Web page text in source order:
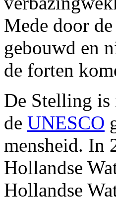
Mede door
gebouwd en
de forten
De Stelling
de UNESCO
mensheid. In
Hollandse
Hollandse